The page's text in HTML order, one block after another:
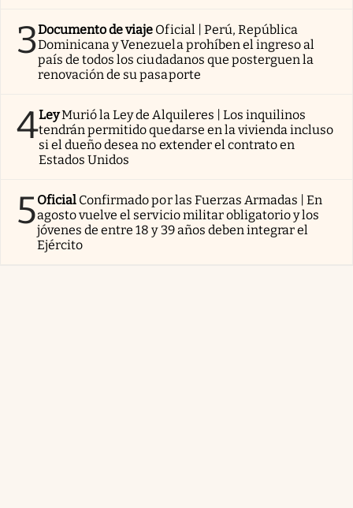
3Documento de viaje Oficial | Perú, República
Dominicana y Venezuela prohíben el ingreso al
país de todos los ciudadanos que posterguen la
renovación de su pasaporte
4LeyMurió la Ley de Alquileres | Los inquilinos
tendrán permitido quedarse en la vivienda incluso
si el dueño desea no extender el contrato en
Estados Unidos
5Oficial Confirmado por las Fuerzas Armadas | En
agosto vuelve el servicio militar obligatorio y los
jóvenes de entre 18 y 39 años deben integrar el
Ejército